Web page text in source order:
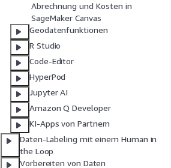
Abrechnung und Kosten in
SageMaker Canvas
Geodatenfunktionen
R Studio
Code-Editor
HyperPod
Jupyter AI
Amazon Q Developer
KI-Apps von Partnern
Daten-Labeling mit einem Human in
the Loop
Vorbereiten von Daten